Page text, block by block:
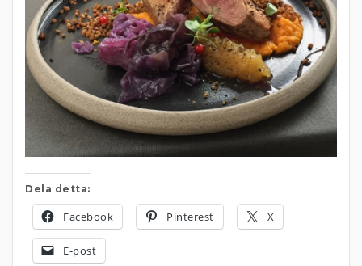
Dela detta:
Facebook Pinterest X
E-post